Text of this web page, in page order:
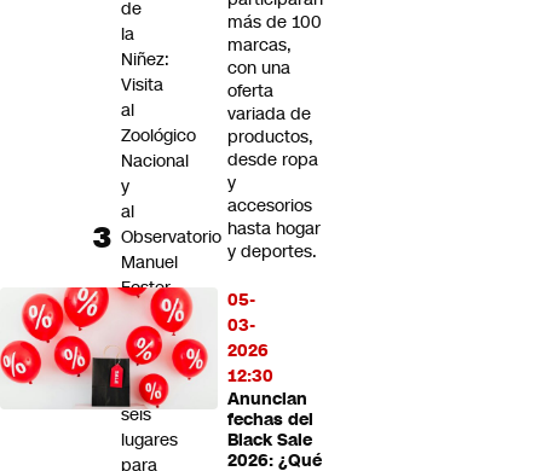
más de 100
marcas,
con una
oferta
variada de
productos,
desde ropa
y
accesorios
hasta hogar
y deportes.
05-
03-
2026
12:30
Anuncian
fechas del
Black Sale
2026: ¿Qué
de
la
Niñez:
Visita
al
Zoológico
Nacional
y
al
Observatorio
Manuel
Foster,
paseo
en
teleférico
y
seis
lugares
para